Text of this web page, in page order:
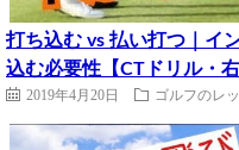
打ち込む vs 払い打つ｜イ
込む必要性【CTドリル・
2019年4月20日 ゴルフのレ